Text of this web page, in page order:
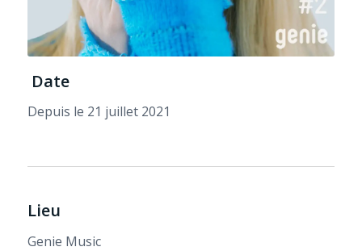
Date
Depuis le 21 juillet 2021
Lieu
Genie Music